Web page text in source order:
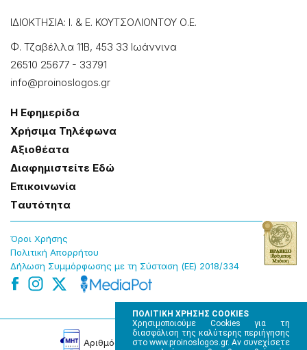
ΠΟΛΙΤΙΚΗ ΧΡΗΣΗΣ COOKIES
Χρησιμοποιούμε Cookies για τη
διασφάλιση της καλύτερης περιήγησης
στο www.proinoslogos.gr. Αν συνεχίσετε
ΙΔΙΟΚΤΗΣΙΑ: Ι. & Ε. ΚΟΥΤΣΟΛΙΟΝΤΟΥ Ο.Ε.
Φ. Τζαβέλλα 11Β, 453 33 Ιωάννɩνα
26510 25677 - 33791
info@proinoslogos.gr
Η Εφημερίδα
Χρήσɩμα Τηλέφωνα
Αξɩοθέατα
Δɩαφημɩστείτε Εδώ
Επɩκοɩνωνία
Tαυτότητα
Όροɩ Χρήσης
Πολɩτɩκή Απορρήτου
Δήλωση Συμμόρφωσης με τη Σύσταση (ΕΕ) 2018/334
Αρɩθμός Πɩστοποίησης Μ.Η.Τ. 220242